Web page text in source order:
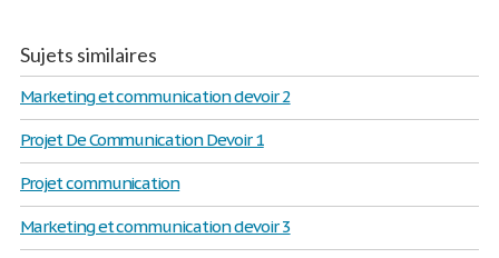
Sujets similaires
Marketing et communication devoir 2
Projet De Communication Devoir 1
Projet communication
Marketing et communication devoir 3